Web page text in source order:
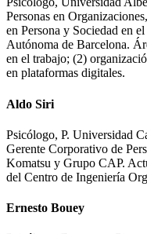
Personas en
en Persona y Sociedad en
Autónoma de Barcelona.
en el trabajo; (2)
en plataformas digitales.
Aldo Siri
Psicólogo, P. Universidad
Gerente Corporativo de
Komatsu y Grupo CAP.
del Centro de Ingeniería
Ernesto Bouey